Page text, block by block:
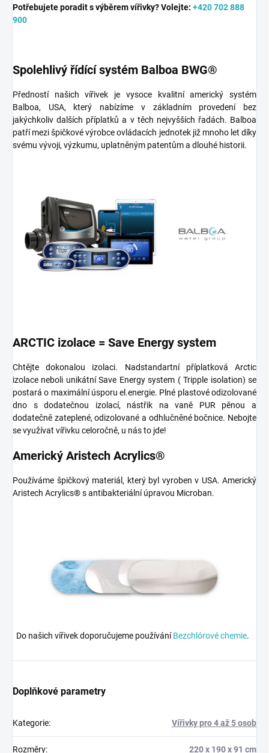
Potřebujete poradit s výběrem vířivky?Volejte: +420 702 888
900
Spolehlivý řídící systém Balboa BWG®
Předností našich vířivek je vysoce kvalitní americký systém
Balboa, USA, který nabízíme v základním provedení bez
jakýchkoliv dalších příplatků a v těch nejvyšších řadách. Balboa
patří mezi špičkové výrobce ovládacích jednotek již mnoho let díky
svému vývoji, výzkumu, uplatněným patentům a dlouhé historii.
ARCTIC izolace = Save Energy system
Chtějte dokonalou izolaci. Nadstandartní příplatková Arctic
izolace neboli unikátní Save Energy system ( Tripple isolation) se
postará o maximální úsporu el.energie. Plné plastové odizolované
dno s dodatečnou izolací, nástřik na vaně PUR pěnou a
dodatečně zateplené, odizolované a odhlučněné bočnice. Nebojte
se využívat vířivku celoročně, u nás to jde!
Americký Aristech Acrylics®
Používáme špičkový materiál, který byl vyroben v USA. Americký
Aristech Acrylics® s antibakteriální úpravou Microban.
Do našich vířivek doporučujeme používáníBezchlórové chemie.
Doplňkové parametry
Kategorie: Vířivky pro 4 až 5 osob
Rozměry: 220 x 190 x 91 cm